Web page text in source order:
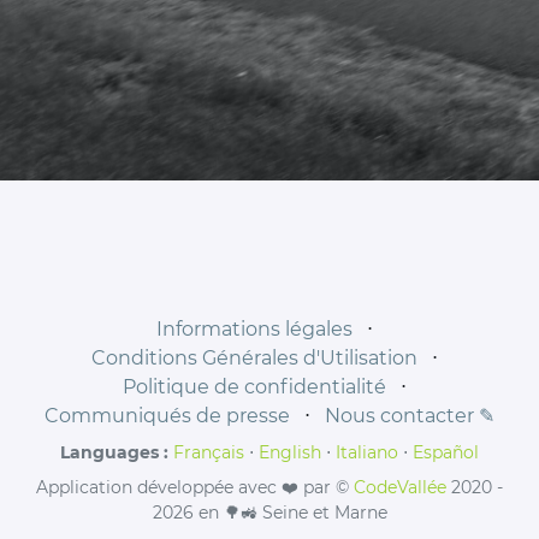
Informations légales
⋅
Conditions Générales d'Utilisation
⋅
Politique de confidentialité
⋅
Communiqués de presse
⋅ Nous contacter ✎
Languages : Français ⋅ English ⋅ Italiano ⋅ Español
Application développée avec ❤️ par © CodeVallée 2020 -
2026 en 🌳🚜 Seine et Marne